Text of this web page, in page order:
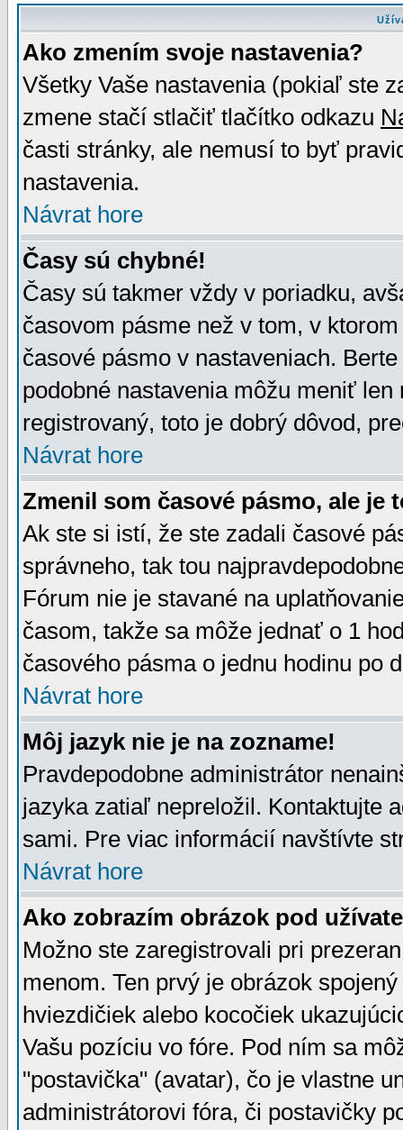
Ako zmením svoje nastavenia?
Všetky Vaše nastavenia (pokiaľ ste
zmene stačí stlačiť tlačítko odkazu
časti stránky, ale nemusí to byť
nastavenia.
Návrat hore
Časy sú chybné!
Časy sú takmer vždy v poriadku,
časovom pásme než v tom, v
časové pásmo v nastaveniach.
podobné nastavenia môžu meniť
registrovaný, toto je dobrý dôvod,
Návrat hore
Zmenil som časové pásmo, ale je
Ak ste si istí, že ste zadali časové
správneho, tak tou
Fórum nie je stavané na
časom, takže sa môže jednať o 1
časového pásma o jednu hodinu po
Návrat hore
Môj jazyk nie je na zozname!
Pravdepodobne administrátor
jazyka zatiaľ nepreložil. Kontaktujte
sami. Pre viac informácií navštívte
Návrat hore
Ako zobrazím obrázok pod
Možno ste zaregistrovali pri
menom. Ten prvý je obrázok
hviezdičiek alebo kocočiek
Vašu pozíciu vo fóre. Pod ním sa
"postavička" (avatar), čo je vlastne
administrátorovi fóra, či postavičky